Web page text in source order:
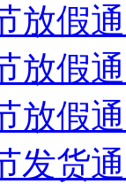
放假
放假
放假
发货